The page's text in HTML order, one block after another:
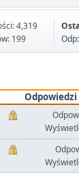
4,319
199
Odpowiedzi